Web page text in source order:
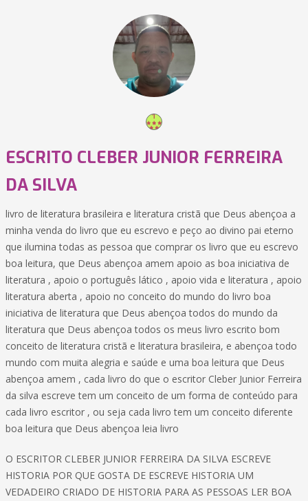
ESCRITO CLEBER JUNIOR FERREIRA
DA SILVA
livro de literatura brasileira e literatura cristã que Deus abençoa a
minha venda do livro que eu escrevo e peço ao divino pai eterno
que ilumina todas as pessoa que comprar os livro que eu escrevo
boa leitura, que Deus abençoa amem apoio as boa iniciativa de
literatura , apoio o português lático , apoio vida e literatura , apoio
literatura aberta , apoio no conceito do mundo do livro boa
iniciativa de literatura que Deus abençoa todos do mundo da
literatura que Deus abençoa todos os meus livro escrito bom
conceito de literatura cristã e literatura brasileira, e abençoa todo
mundo com muita alegria e saúde e uma boa leitura que Deus
abençoa amem , cada livro do que o escritor Cleber Junior Ferreira
da silva escreve tem um conceito de um forma de conteúdo para
cada livro escritor , ou seja cada livro tem um conceito diferente
boa leitura que Deus abençoa leia livro
O ESCRITOR CLEBER JUNIOR FERREIRA DA SILVA ESCREVE
HISTORIA POR QUE GOSTA DE ESCREVE HISTORIA UM
VEDADEIRO CRIADO DE HISTORIA PARA AS PESSOAS LER BOA